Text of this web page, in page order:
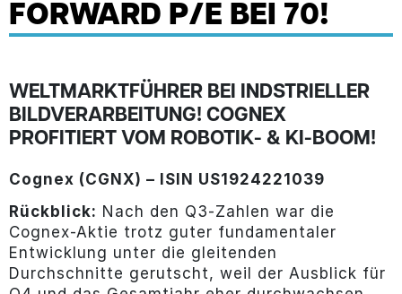
FORWARD P/E BEI 70!
WELTMARKTFÜHRER BEI INDSTRIELLER
BILDVERARBEITUNG! COGNEX
PROFITIERT VOM ROBOTIK- & KI-BOOM!
Cognex (CGNX) – ISIN US1924221039
Rückblick: Nach den Q3-Zahlen war die
Cognex-Aktie trotz guter fundamentaler
Entwicklung unter die gleitenden
Durchschnitte gerutscht, weil der Ausblick für